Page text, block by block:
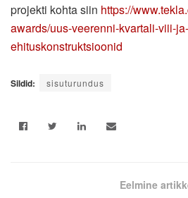
projekti kohta siin https://
awards/uus-veerenni-kvartali-viii-
ehituskonstruktsioonid
Sildid: sisuturundus
Eelmine